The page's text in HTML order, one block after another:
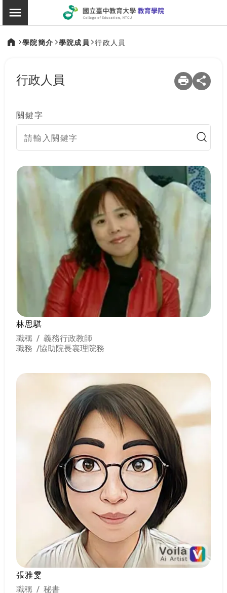
切換選單
教育學院
學院簡介 學院成員 行政人員
行政人員
關鍵字
林思騏
職稱 / 義務行政教師
職務 /協助院長襄理院務
張雅雯
職稱 / 秘書